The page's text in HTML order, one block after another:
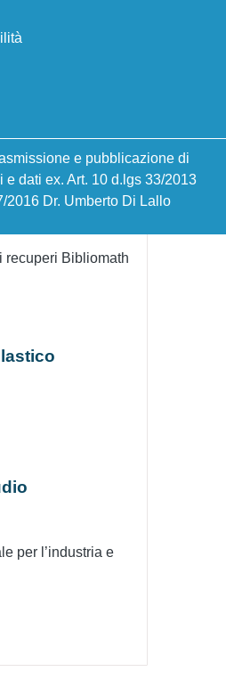
recuperi Bibliomath
per l’industria e
e pubblicazione di
dati ex. Art. 10 d.lgs 33/2013
2016 Dr. Umberto Di Lallo